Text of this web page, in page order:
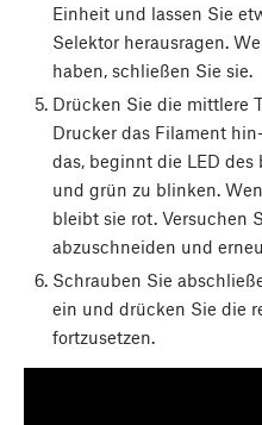
Einheit und lassen Sie
Selektor herausragen.
haben, schließen Sie sie.
Drücken Sie die mittlere
Drucker das Filament
das, beginnt die LED
und grün zu blinken.
bleibt sie rot. Versuchen
abzuschneiden und
Schrauben Sie
ein und drücken Sie die
fortzusetzen.